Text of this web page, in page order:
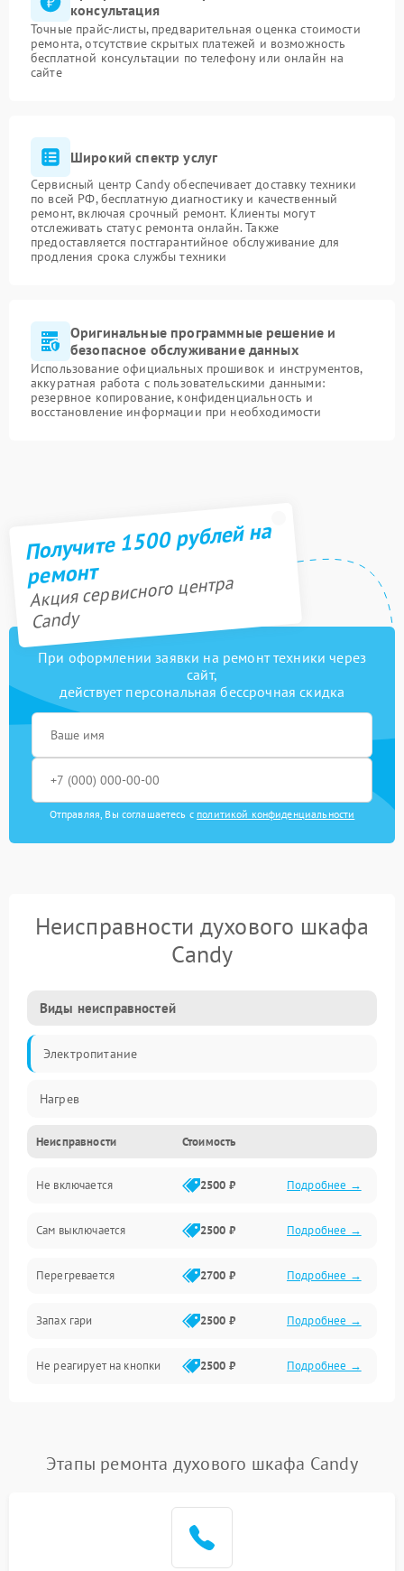
консультация
Точные прайс-листы, предварительная оценка стоимости
ремонта, отсутствие скрытых платежей и возможность
бесплатной консультации по телефону или онлайн на
сайте
Широкий спектр услуг
Сервисный центр Candy обеспечивает доставку техники
по всей РФ, бесплатную диагностику и качественный
ремонт, включая срочный ремонт. Клиенты могут
отслеживать статус ремонта онлайн. Также
предоставляется постгарантийное обслуживание для
продления срока службы техники
Оригинальные программные решение и
безопасное обслуживание данных
Использование официальных прошивок и инструментов,
аккуратная работа с пользовательскими данными:
резервное копирование, конфиденциальность и
восстановление информации при необходимости
Получите 1500 рублей на
ремонт
Акция сервисного центра
Candy
При оформлении заявки на ремонт техники через
сайт,
действует персональная бессрочная скидка
Отправляя, Вы соглашаетесь с политикой конфиденциальности
Неисправности духового шкафа
Candy
Виды неисправностей
Электропитание
Нагрев
Неисправности Стоимость
Не включается 2500 ₽ Подробнее →
Сам выключается 2500 ₽ Подробнее →
Перегревается 2700 ₽ Подробнее →
Запах гари 2500 ₽ Подробнее →
Не реагирует на кнопки 2500 ₽ Подробнее →
Этапы ремонта духового шкафа Candy